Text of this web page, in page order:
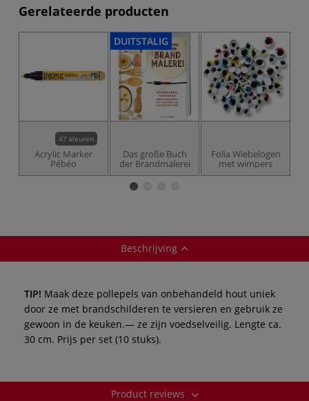
Gerelateerde producten
47 kleuren
Acrylic Marker
Pébéo
DUITSTALIG
Das große Buch
der Brandmalerei
Folia Wiebelogen
met wimpers
Beschrijving
TIP! Maak deze pollepels van onbehandeld hout uniek
door ze met brandschilderen te versieren en gebruik ze
gewoon in de keuken.— ze zijn voedselveilig. Lengte ca.
30 cm. Prijs per set (10 stuks).
Product reviews